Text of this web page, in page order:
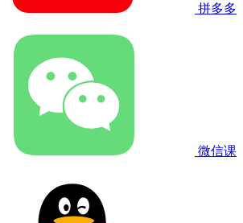
拼多多
微信课